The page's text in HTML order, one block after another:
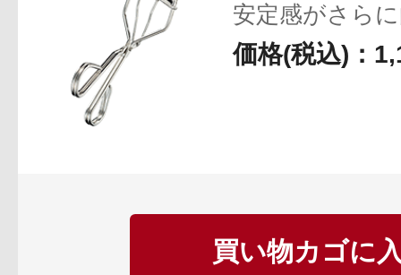
安定感がさら
根元にフィッ
価格(税込)：
買い物カゴに